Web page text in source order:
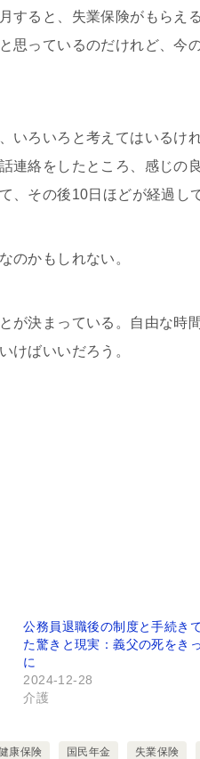
すると、失業保険がもらえ
思っているのだけれど、今
いろいろと考えてはいるけ
連絡をしたところ、感じの
、その後10日ほどが経過し
のかもしれない。
が決まっている。自由な時
けばいいだろう。
公務員退職後の制度と手続き
た驚きと現実：義父の死をき
に
2024-12-28
介護
康保険 国民年金 失業保険